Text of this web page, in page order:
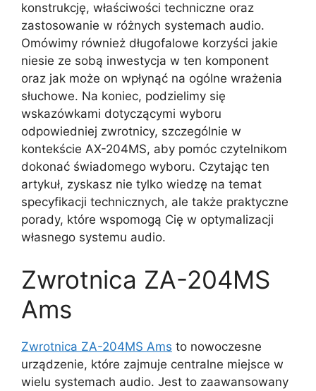
konstrukcję, właściwości techniczne oraz
zastosowanie w różnych systemach audio.
Omówimy również długofalowe korzyści jakie
niesie ze sobą inwestycja w ten komponent
oraz jak może on wpłynąć na ogólne wrażenia
słuchowe. Na koniec, podzielimy się
wskazówkami dotyczącymi wyboru
odpowiedniej zwrotnicy, szczególnie w
kontekście AX-204MS, aby pomóc czytelnikom
dokonać świadomego wyboru. Czytając ten
artykuł, zyskasz nie tylko wiedzę na temat
specyfikacji technicznych, ale także praktyczne
porady, które wspomogą Cię w optymalizacji
własnego systemu audio.
Zwrotnica ZA-204MS
Ams
Zwrotnica ZA-204MS Ams to nowoczesne
urządzenie, które zajmuje centralne miejsce w
wielu systemach audio. Jest to zaawansowany